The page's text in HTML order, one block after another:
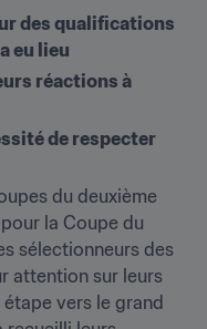
des qualifications
eu lieu
réactions à
de respecter
du deuxième
la Coupe du
sélectionneurs des
attention sur leurs
vers le grand